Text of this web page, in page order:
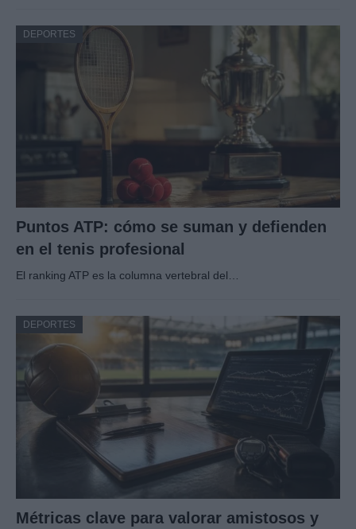
DEPORTES
Puntos ATP: cómo se suman y defienden
en el tenis profesional
El ranking ATP es la columna vertebral del…
DEPORTES
Métricas clave para valorar amistosos y